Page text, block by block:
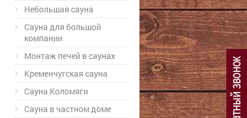
Небольшая сауна
Сауна для большой
компании
Монтаж печей в саунах
Кременчугская сауна
Сауна Коломяги
Сауна в частном доме